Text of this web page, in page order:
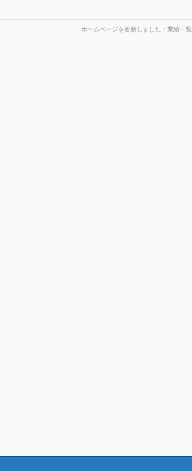
ホームページを更新しました：業績一覧